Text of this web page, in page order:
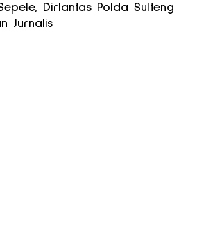
Dirlantas Polda Sulteng
Jurnalis